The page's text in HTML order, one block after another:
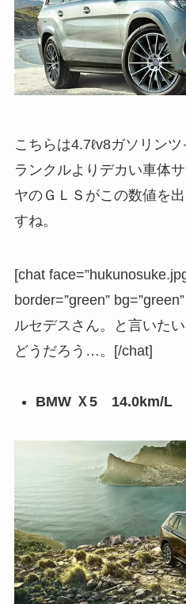
こちらは4.7ℓv8ガソリン
ランクルよりデカい車体
ヤのＧＬＳがこの数値を
すね。
[chat
border=”green”
ルセデスさん。と言いた
どうだろう…。[/chat]
BMW Ｘ5 14.0km/L